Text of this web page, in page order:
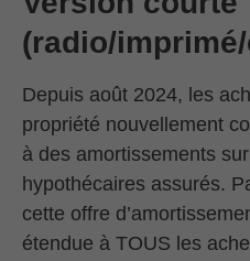
(radio/
Depuis août 2024, les
propriété nouvellement
à des amortissements
hypothécaires assurés.
cette offre
étendue à TOUS les